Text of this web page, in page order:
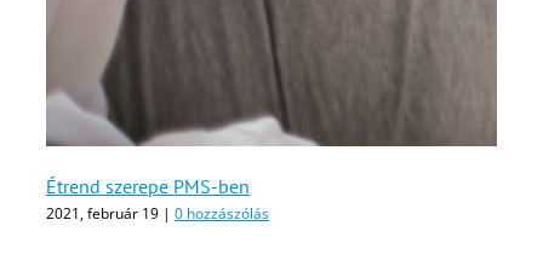
Étrend szerepe PMS-ben
2021, február 19 | 0 hozzászólás